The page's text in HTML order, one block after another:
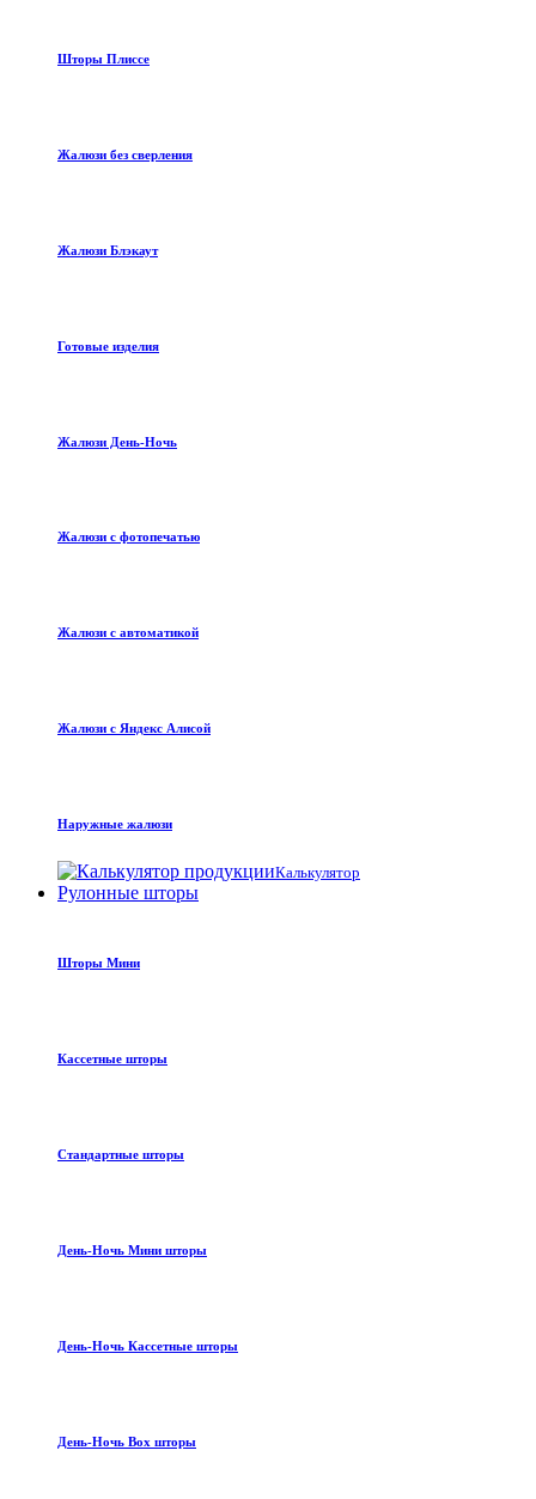
Шторы Плиссе
Жалюзи без сверления
Жалюзи Блэкаут
Готовые изделия
Жалюзи День-Ночь
Жалюзи с фотопечатью
Жалюзи с автоматикой
Жалюзи с Яндекс Алисой
Наружные жалюзи
Калькулятор
Рулонные шторы
Шторы Мини
Кассетные шторы
Стандартные шторы
День-Ночь Мини шторы
День-Ночь Кассетные шторы
День-Ночь Box шторы